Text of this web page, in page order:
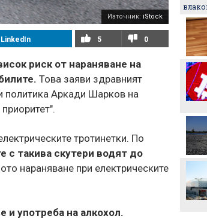
Източник: iStock
LinkedIn 5 0
риск от нараняване на
Това заяви здравният
политика Аркади Шарков на
тротинетки. По
с такива скутери водят до
нараняване при електрическите
и употреба на алкохол.
Аржентина изрази
подкрепата си за Джани
Инфантино
увеличена бройка на
спринтовите
бъде част от екипа на
национален отбор